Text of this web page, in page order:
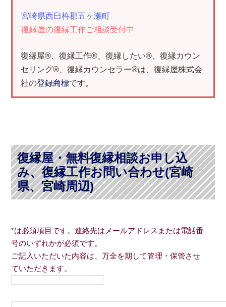
宮崎県西臼杵郡五ヶ瀬町
復縁屋の復縁工作ご相談受付中
復縁屋®、復縁工作®、復縁したい®、復縁カウン
セリング®、復縁カウンセラー®は、復縁屋株式会
社の登録商標です。
復縁屋・無料復縁相談お申し込
み、復縁工作お問い合わせ(宮崎
県、宮崎周辺)
*は必須項目です。連絡先はメールアドレスまたは電話番
号のいずれかが必須です。
ご記入いただいた内容は、万全を期して管理・保管させ
ていただきます。